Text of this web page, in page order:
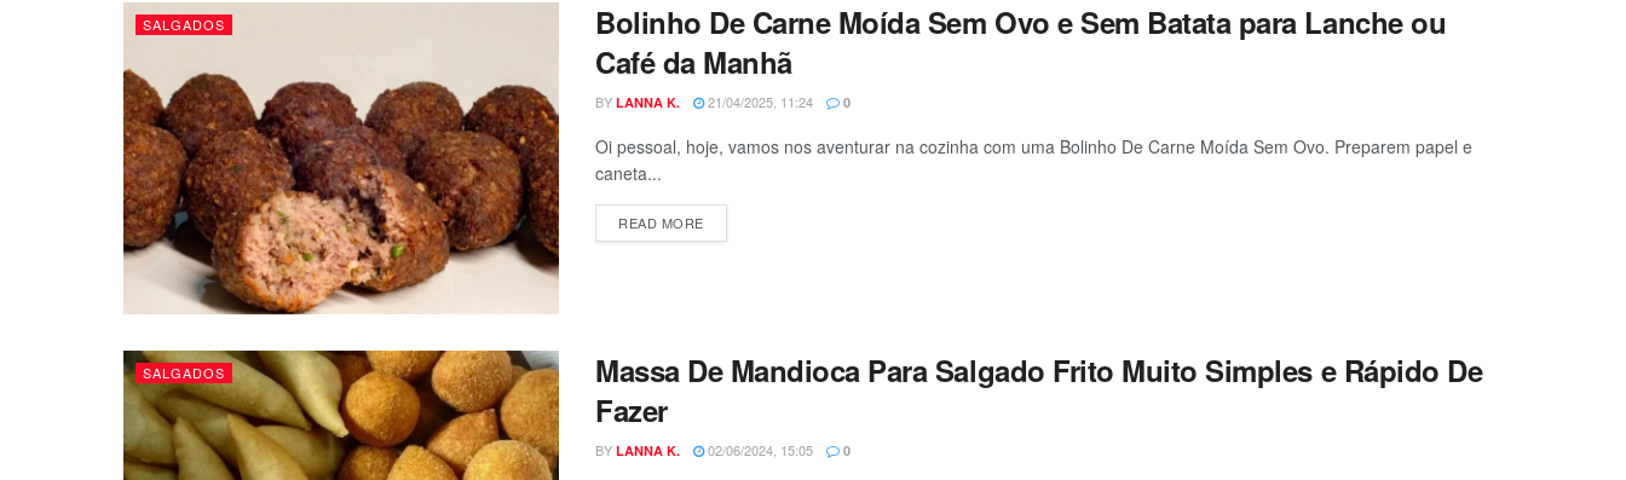
SALGADOS
Bolinho De Carne Moída Sem Ovo e Sem Batata para Lanche ou
Café da Manhã
BY LANNA K. 21/04/2025, 11:24 0
Oi pessoal, hoje, vamos nos aventurar na cozinha com uma Bolinho De Carne Moída Sem Ovo. Preparem papel e
caneta...
READ MOREDETAILS
SALGADOS
Massa De Mandioca Para Salgado Frito Muito Simples e Rápido De
Fazer
BY LANNA K. 02/06/2024, 15:05 0